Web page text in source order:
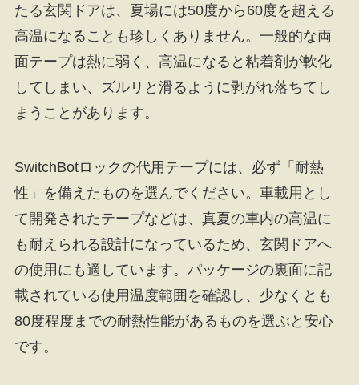
たる玄関ドアは、夏場には50度から60度を超える
高温になることも珍しくありません。一般的な両
面テープは熱に弱く、高温になると粘着剤が軟化
してしまい、ズルリと滑るように剥がれ落ちてし
まうことがあります。
SwitchBotロックの代用テープには、必ず「耐熱
性」を備えたものを選んでください。車載用とし
て開発されたテープなどは、真夏の車内の高温に
も耐えられる設計になっているため、玄関ドアへ
の使用にも適しています。パッケージの裏面に記
載されている使用温度範囲を確認し、少なくとも
80度程度までの耐熱性能があるものを選ぶと安心
です。